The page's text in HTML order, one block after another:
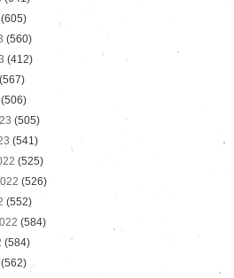
(605)
(560)
(412)
(567)
(506)
(505)
(541)
(525)
(526)
(552)
(584)
(584)
(562)